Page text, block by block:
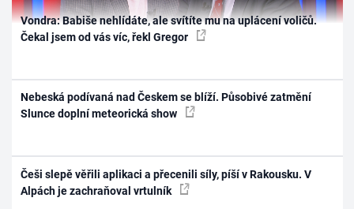
Vondra: Babiše nehlídáte, ale svítíte mu na uplácení voličů.
Čekal jsem od vás víc, řekl Gregor
Nebeská podívaná nad Českem se blíží. Působivé zatmění
Slunce doplní meteorická show
Češi slepě věřili aplikaci a přecenili síly, píší v Rakousku. V
Alpách je zachraňoval vrtulník